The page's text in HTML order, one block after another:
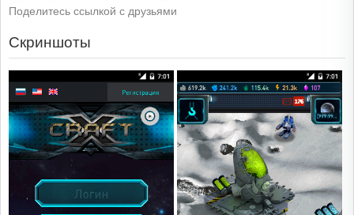
Поделитесь ссылкой с друзьями
Скриншоты